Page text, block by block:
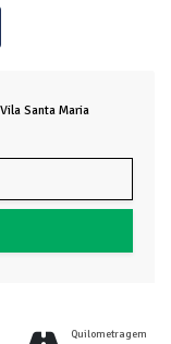
Santa Maria
Quilometragem